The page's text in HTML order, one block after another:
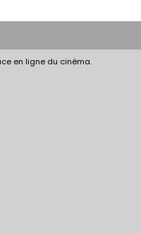
en ligne du cinéma.